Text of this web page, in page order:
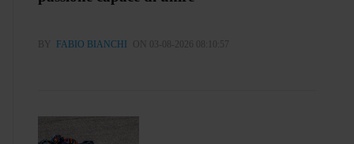
BY FABIO BIANCHI ON 03-08-2026 08:10:57